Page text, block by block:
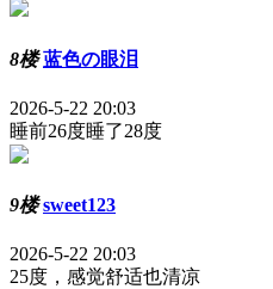
8楼 蓝色の眼泪
2026-5-22 20:03
睡前26度睡了28度
9楼 sweet123
2026-5-22 20:03
25度，感觉舒适也清凉